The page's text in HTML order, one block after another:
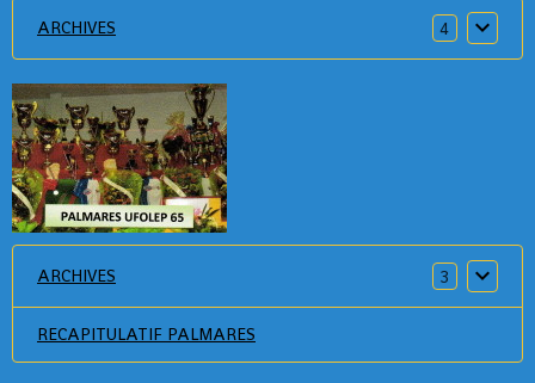
ARCHIVES 4
ARCHIVES 3
RECAPITULATIF PALMARES